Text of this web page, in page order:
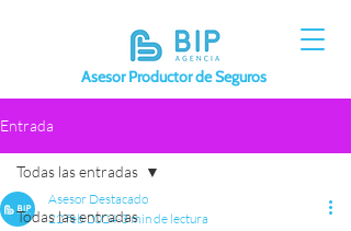
Asesor Productor de Seguros
Entrada
Todas las entradas
Todas las entradas
Asesor Destacado
22 feb 2024 3 min de lectura